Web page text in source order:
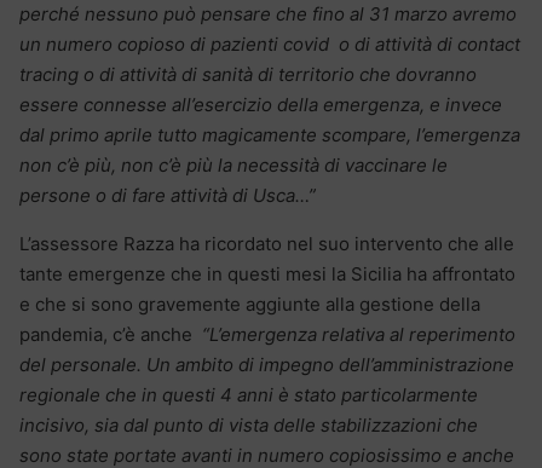
perché nessuno può pensare che fino al 31 marzo avremo
un numero copioso di pazienti covid o di attività di contact
tracing o di attività di sanità di territorio che dovranno
essere connesse all’esercizio della emergenza, e invece
dal primo aprile tutto magicamente scompare, l’emergenza
non c’è più, non c’è più la necessità di vaccinare le
persone o di fare attività di Usca…”
L’assessore Razza ha ricordato nel suo intervento che alle
tante emergenze che in questi mesi la Sicilia ha affrontato
e che si sono gravemente aggiunte alla gestione della
pandemia, c’è anche “L’emergenza relativa al reperimento
del personale. Un ambito di impegno dell’amministrazione
regionale che in questi 4 anni è stato particolarmente
incisivo, sia dal punto di vista delle stabilizzazioni che
sono state portate avanti in numero copiosissimo e anche